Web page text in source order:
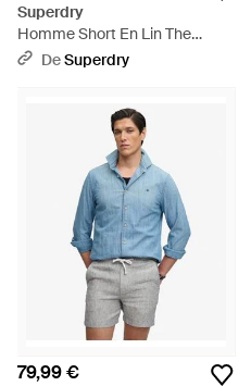
Superdry
Homme Short En Lin The
Merchant Store Taille - Bleu
DeSuperdry
79,99 €